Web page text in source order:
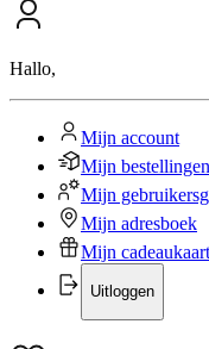
Hallo,
Mijn account
Mijn bestellingen
Mijn
Mijn adresboek
Mijn
Uitloggen